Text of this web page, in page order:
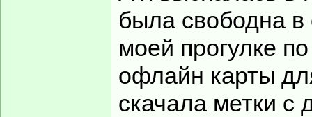
была свободна в
моей прогулке
офлайн карты
скачала метки с